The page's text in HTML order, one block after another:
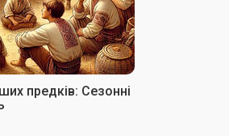
предків: Сезонні